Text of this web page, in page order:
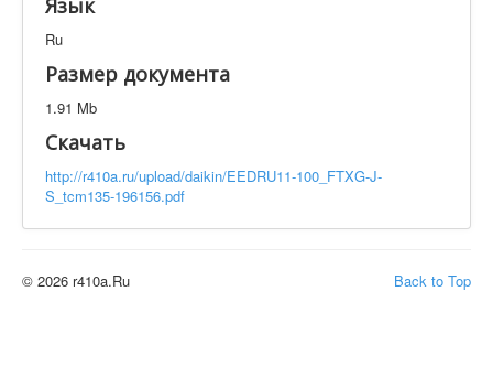
Производитель
Элементов на страницу
Язык
Ru
Размер документа
1.91 Mb
Скачать
http://r410a.ru/upload/daikin/EEDRU11-100_FTXG-J-
S_tcm135-196156.pdf
Back to Top
© 2026 r410a.Ru